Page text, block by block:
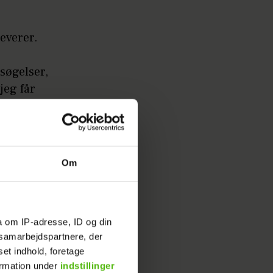
Om
om IP-adresse, ID og din
der
indhold, foretage
under indstillinger
får
ikke